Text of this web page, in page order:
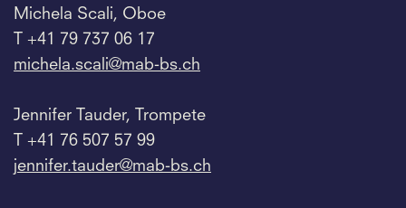
Michela Scali, Oboe
T +41 79 737 06 17
michela.scali@mab-bs.ch
Jennifer Tauder, Trompete
T +41 76 507 57 99
jennifer.tauder@mab-bs.ch